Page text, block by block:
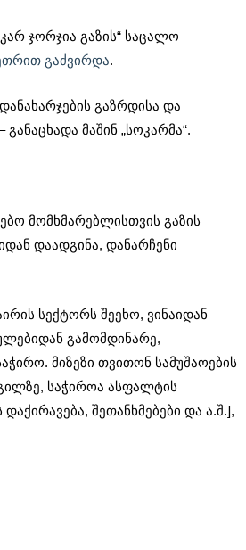
ჯორჯია გაზის“ საცალო
გაძვირდა.
გაზრდისა და
მაშინ „სოკარმა“.
მომხმარებლისთვის გაზის
დაადგინა, დანარჩენი
სექტორს შეეხო, ვინაიდან
გამომდინარე,
მიზეზი თვითონ სამუშაოების
საჭიროა ასფალტის
შეთანხმებები და ა.შ.],